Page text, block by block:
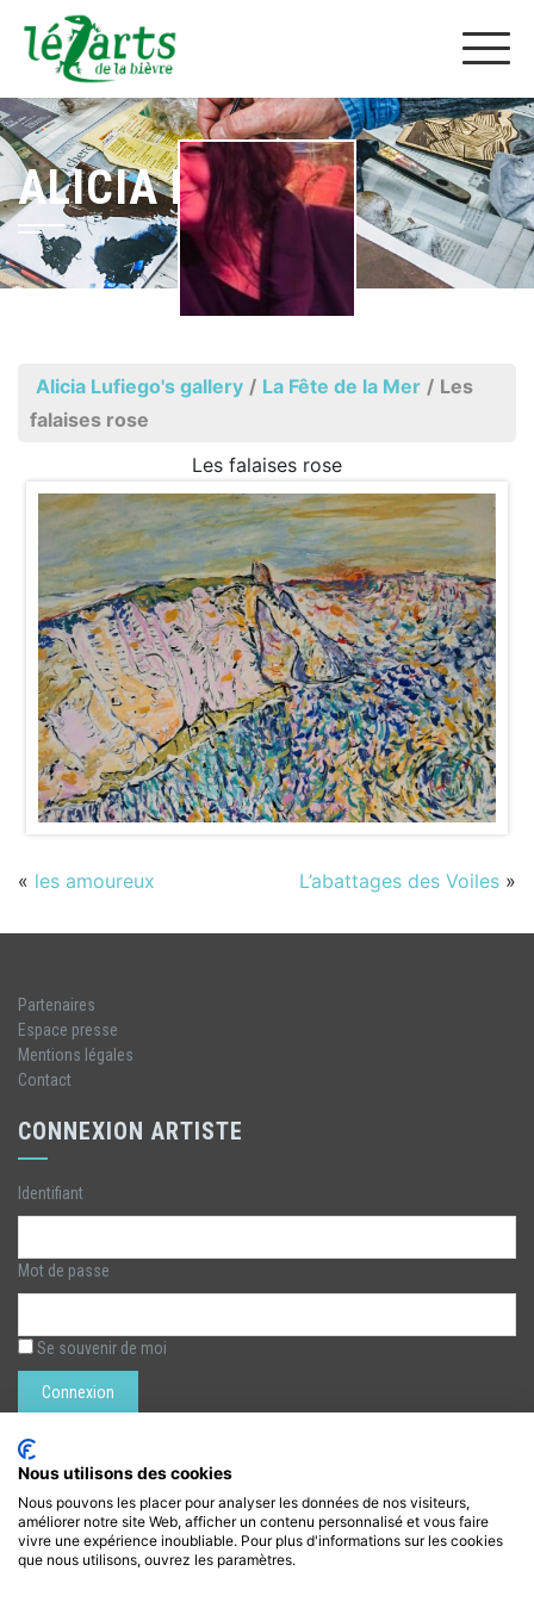
ALICIA LUFIEGO
Alicia Lufiego's gallery / La Fête de la Mer / Les
falaises rose
Les falaises rose
« les amoureux L’abattages des Voiles »
Partenaires
Espace presse
Mentions légales
Contact
CONNEXION ARTISTE
Identifiant
Mot de passe
Se souvenir de moi
Rechercher :
LÉZARTS DE LA BIÈVRE
Nous utilisons des cookies
Nous pouvons les placer pour analyser les données de nos visiteurs,
améliorer notre site Web, afficher un contenu personnalisé et vous faire
vivre une expérience inoubliable. Pour plus d'informations sur les cookies
que nous utilisons, ouvrez les paramètres.